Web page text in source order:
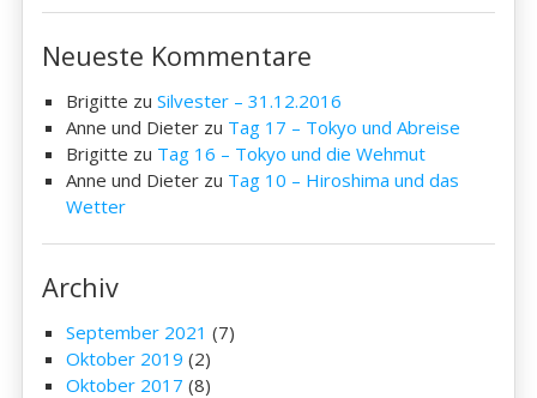
Neueste Kommentare
Brigitte zuSilvester – 31.12.2016
Anne und Dieter zu Tag 17 – Tokyo und Abreise
Brigitte zu Tag 16 – Tokyo und die Wehmut
Anne und Dieter zu Tag 10 – Hiroshima und das
Wetter
Archiv
September 2021 (7)
Oktober 2019 (2)
Oktober 2017 (8)